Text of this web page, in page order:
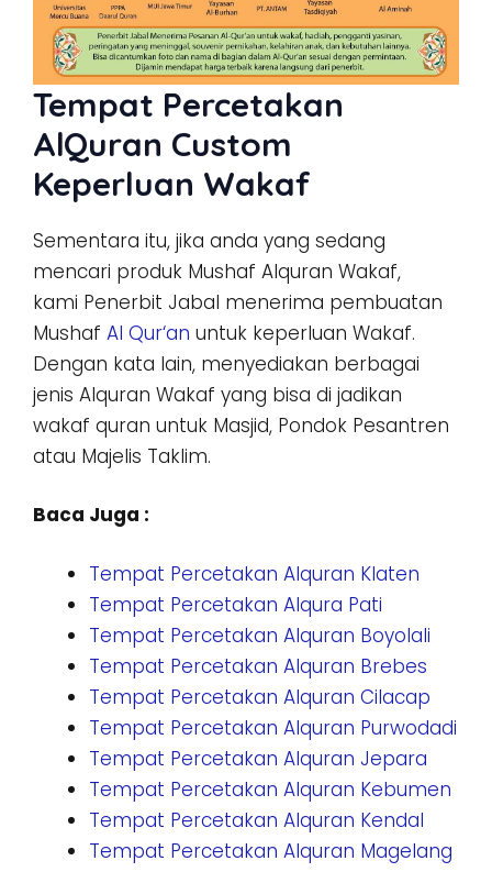
Tempat Percetakan
AlQuran Custom
Keperluan Wakaf
Sementara itu, jika anda yang sedang
mencari produk Mushaf Alquran Wakaf,
kami Penerbit Jabal menerima pembuatan
Mushaf Al Qur‘an untuk keperluan Wakaf.
Dengan kata lain, menyediakan berbagai
jenis Alquran Wakaf yang bisa di jadikan
wakaf quran untuk Masjid, Pondok Pesantren
atau Majelis Taklim.
Baca Juga :
Tempat Percetakan Alquran Klaten
Tempat Percetakan Alqura Pati
Tempat Percetakan Alquran Boyolali
Tempat Percetakan Alquran Brebes
Tempat Percetakan Alquran Cilacap
Tempat Percetakan Alquran Purwodadi
Tempat Percetakan Alquran Jepara
Tempat Percetakan Alquran Kebumen
Tempat Percetakan Alquran Kendal
Tempat Percetakan Alquran Magelang